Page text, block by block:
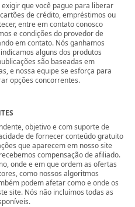
que você pague para liberar
de crédito, empréstimos ou
entre em contato conosco
e condições do provedor de
em contato. Nós ganhamos
alguns dos produtos
são baseadas em
e nossa equipe se esforça para
opções concorrentes.
objetivo e com suporte de
de fornecer conteúdo gratuito
que aparecem em nosso site
compensação de afiliado.
onde e em que ordem as ofertas
como nossos algoritmos
podem afetar como e onde os
site. Nós não incluímos todas as